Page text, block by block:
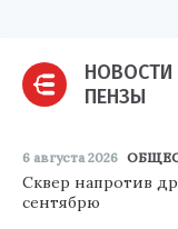
НОВОСТИ
ПЕНЗЫ
6 августа 2026
Сквер напротив
сентябрю